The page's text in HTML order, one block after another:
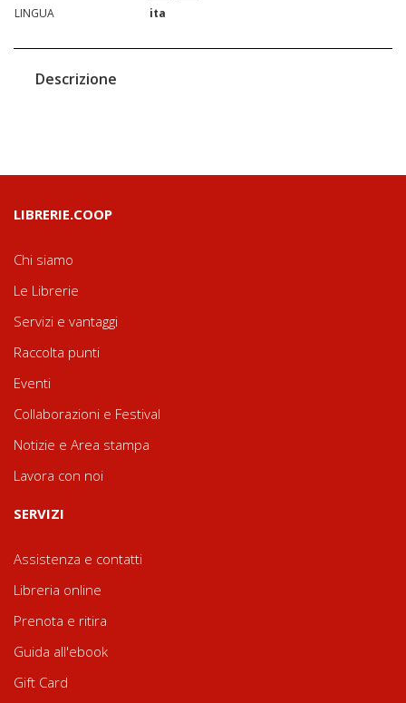
LINGUA
ita
Descrizione
LIBRERIE.COOP
Chi siamo
Le Librerie
Servizi e vantaggi
Raccolta punti
Eventi
Collaborazioni e Festival
Notizie e Area stampa
Lavora con noi
SERVIZI
Assistenza e contatti
Libreria online
Prenota e ritira
Guida all'ebook
Gift Card